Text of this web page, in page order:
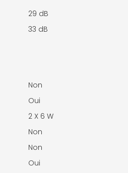
29 dB
33 dB
Non
Oui
2 X 6 W
Non
Non
Oui